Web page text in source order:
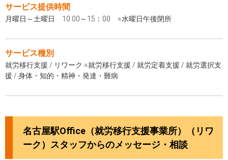
サービス提供時間
月曜日～土曜日 10:00～15：00 ※水曜日午後閉所
サービス種別
就労移行支援 / リワーク ※就労移行支援 / 就労定着支援 / 就労選択支
援 / 身体・知的・精神・発達・難病
名古屋駅Office（就労移行支援事業所）（リワ
ーク）スタッフからのメッセージ・相談